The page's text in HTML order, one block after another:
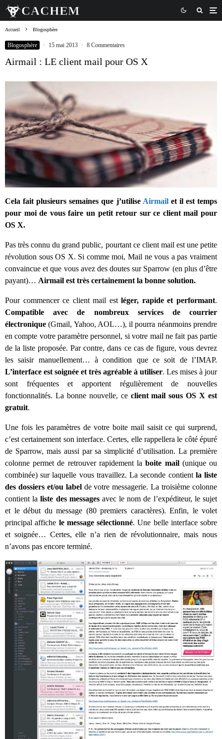
Accueil Blogosphère
Blogosphère · 15 mai 2013 · 8 Commentaires
Airmail : LE client mail pour OS X
Cela fait plusieurs semaines que j’utilise Airmailet il est temps
pour moi de vous faire un petit retour sur ce client mail pour
OS X.
Pas très connu du grand public, pourtant ce client mail est une petite
révolution sous OS X. Si comme moi, Mail ne vous a pas vraiment
convaincue et que vous avez des doutes sur Sparrow (en plus d’être
payant)… Airmail est très certainement la bonne solution.
Pour commencer ce client mail estléger, rapide et performant.
Compatible avec de nombreux services de courrier
électronique (Gmail, Yahoo, AOL…), il pourra néanmoins prendre
en compte votre paramètre personnel, si votre mail ne fait pas partie
de la liste proposée. Par contre, dans ce cas de figure, vous devrez
les saisir manuellement… à condition que ce soit de l’IMAP.
L’interface est soignée et très agréable à utiliser. Les mises à jour
sont fréquentes et apportent régulièrement de nouvelles
fonctionnalités. La bonne nouvelle, ce client mail sous OS X est
gratuit.
Une fois les paramètres de votre boite mail saisit ce qui surprend,
c’est certainement son interface. Certes, elle rappellera le côté épuré
de Sparrow, mais aussi par sa simplicité d’utilisation. La première
colonne permet de retrouver rapidement laboite mail(unique ou
combinée) sur laquelle vous travaillez. La seconde contient la liste
des dossiers et/ou labelde votre messagerie. La troisième colonne
contient laliste des messagesavec le nom de l’expéditeur, le sujet
et le début du message (80 premiers caractères). Enfin, le volet
principal affiche le message sélectionné. Une belle interface sobre
et soignée… Certes, elle n’a rien de révolutionnaire, mais nous
n’avons pas encore terminé.